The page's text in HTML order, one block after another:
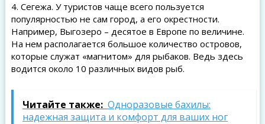
4. Сегежа. У туристов чаще всего пользуется
популярностью не сам город, а его окрестности.
Например, Выгозеро – десятое в Европе по величине.
На нем располагается большое количество островов,
которые служат «магнитом» для рыбаков. Ведь здесь
водится около 10 различных видов рыб.
Читайте также: Одноразовые бахилы:
надежная защита и комфорт для ваших ног